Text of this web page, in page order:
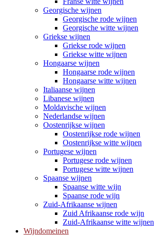
Georgische wijnen
Georgische rode wijnen
Georgische witte wijnen
Griekse wijnen
Griekse rode wijnen
Griekse witte wijnen
Hongaarse wijnen
Hongaarse rode wijnen
Hongaarse witte wijnen
Italiaanse wijnen
Libanese wijnen
Moldavische wijnen
Nederlandse wijnen
Oostenrijkse wijnen
Oostenrijkse rode wijnen
Oostenrijkse witte wijnen
Portugese wijnen
Portugese rode wijnen
Portugese witte wijnen
Spaanse wijnen
Spaanse witte wijn
Spaanse rode wijn
Zuid-Afrikaanse wijnen
Zuid Afrikaanse rode wijn
Zuid-Afrikaanse witte wijnen
Wijndomeinen